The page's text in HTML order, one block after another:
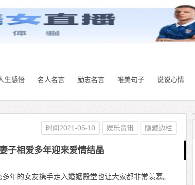
生感悟 名人名言 励志名言 唯美句子 说说心情
子相爱多年迎来爱情结晶
年的女友携手走入婚姻殿堂也让大家都非常羡慕。
时间2021-05-10 娱乐资讯 隐藏边栏